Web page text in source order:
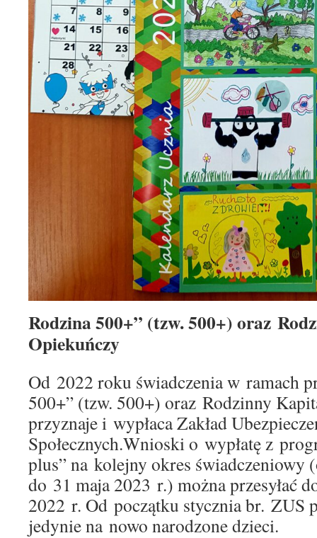
Rodzina 500+” (tzw. 500+) oraz
Opiekuńczy
Od 2022 roku świadczenia w ramach
500+” (tzw. 500+) oraz Rodzinny
przyznaje i wypłaca Zakład
Społecznych.Wnioski o wypłatę z
plus” na kolejny okres świadczeniowy
do 31 maja 2023 r.) można przesyłać
2022 r. Od początku stycznia br. ZUS
jedynie na nowo narodzone dzieci.